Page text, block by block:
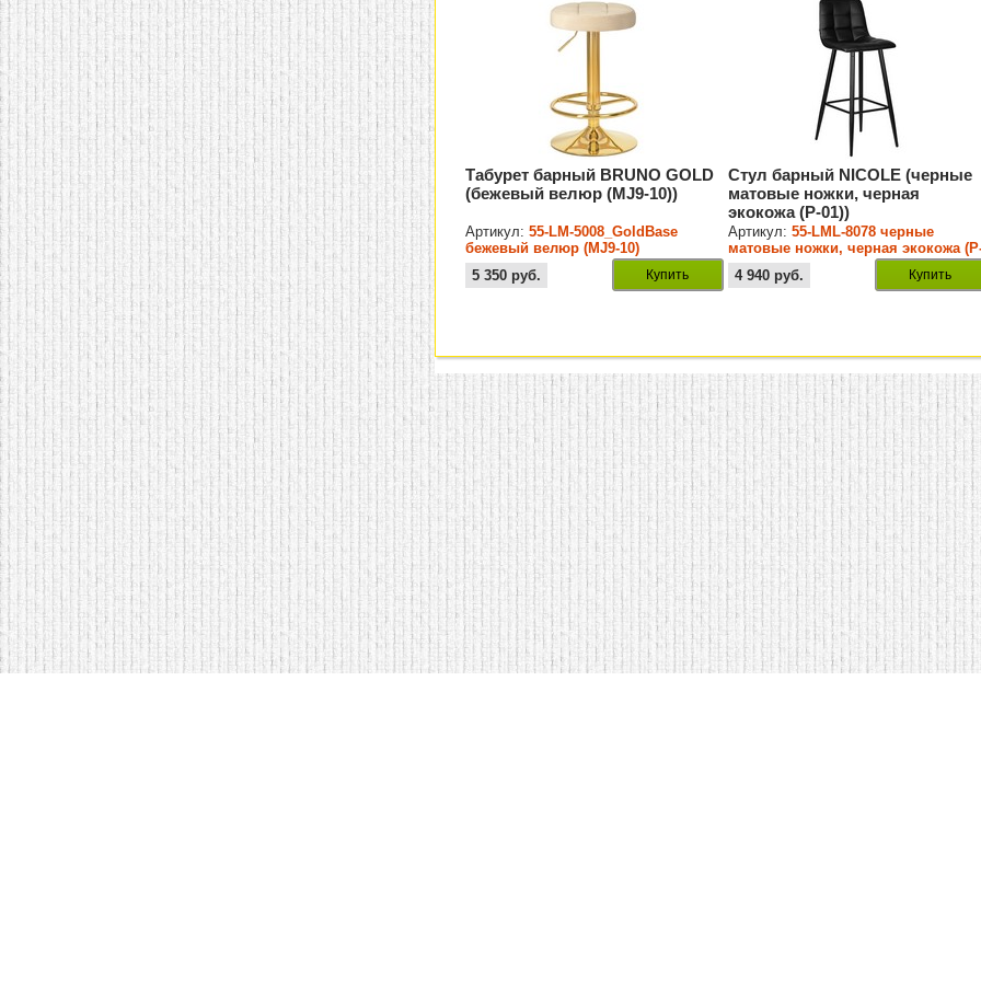
Табурет барный BRUNO GOLD
(бежевый велюр (MJ9-10))
Артикул:55-LM-5008_GoldBase
бежевый велюр (MJ9-10)
5 350 руб. Купить
Стул барный NICOLE (черные
матовые ножки, черная
экокожа (P-01))
Артикул:55-LML-8078 черные
матовые ножки, черная экокожа
01)
4 940 руб. Купить